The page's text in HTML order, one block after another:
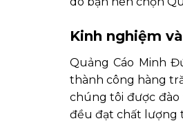
Kinh nghiệm
Quảng Cáo Minh
thành công hàng
chúng tôi được đào
đều đạt chất lượng